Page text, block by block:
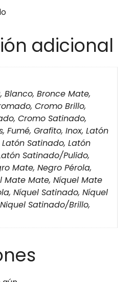
adicional
Bronce Mate,
Cromo Brillo,
Cromo Satinado,
Fumé, Grafito, Inox, Latón
Satinado, Latón
Satinado/Pulido,
Mate, Negro Pérola,
Mate Mate, Níquel Mate
Níquel Satinado, Níquel
Satinado/Brillo,